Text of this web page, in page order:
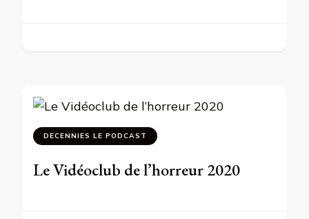
DECENNIES LE PODCAST
Le Vidéoclub de l’horreur 2020